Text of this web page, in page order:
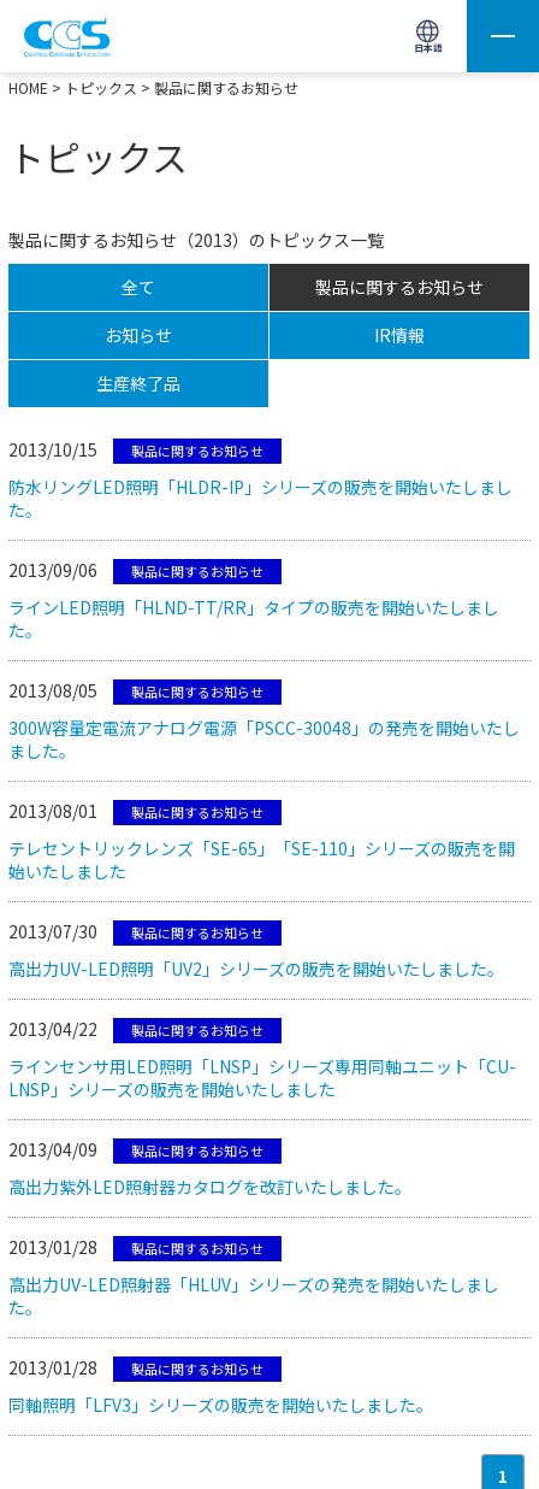
日本語
画像処理用の製品検索 サイト内検索(Enterで実行)
HOME > トピックス > 製品に関するお知らせ
トピックス
製品に関するお知らせ（2013）のトピックス一覧
全て
製品に関するお知らせ
お知らせ
IR情報
生産終了品
2013/10/15 製品に関するお知らせ
防水リングLED照明「HLDR-IP」シリーズの販売を開始いたしまし
た。
2013/09/06 製品に関するお知らせ
ラインLED照明「HLND-TT/RR」タイプの販売を開始いたしまし
た。
2013/08/05 製品に関するお知らせ
300W容量定電流アナログ電源「PSCC-30048」の発売を開始いたし
ました。
2013/08/01 製品に関するお知らせ
テレセントリックレンズ「SE-65」「SE-110」シリーズの販売を開
始いたしました
2013/07/30 製品に関するお知らせ
高出力UV-LED照明「UV2」シリーズの販売を開始いたしました。
2013/04/22 製品に関するお知らせ
ラインセンサ用LED照明「LNSP」シリーズ専用同軸ユニット「CU-
LNSP」シリーズの販売を開始いたしました
2013/04/09 製品に関するお知らせ
高出力紫外LED照射器カタログを改訂いたしました。
2013/01/28 製品に関するお知らせ
高出力UV-LED照射器「HLUV」シリーズの発売を開始いたしまし
た。
2013/01/28 製品に関するお知らせ
同軸照明「LFV3」シリーズの販売を開始いたしました。
1